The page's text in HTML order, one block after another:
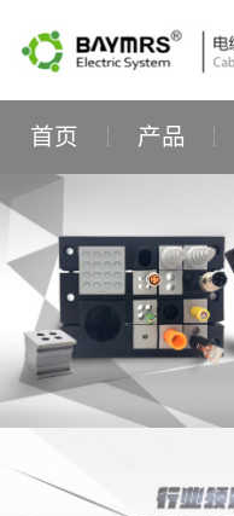
首页 产品